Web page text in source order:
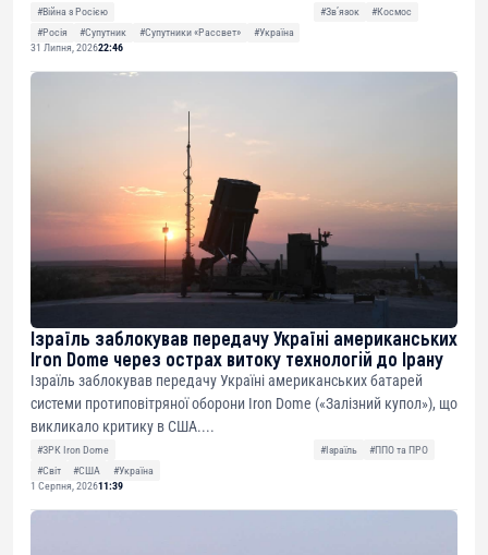
#Війна з Росією #Звʼязок
#Космос
#Росія
#Супутник #Супутники «Рассвет»
#Україна
31 Липня, 202622:46
Ізраїль заблокував передачу Україні американських
Iron Dome через острах витоку технологій до Ірану
Ізраїль заблокував передачу Україні американських батарей
системи протиповітряної оборони Iron Dome («Залізний купол»), що
викликало критику в США....
#ЗРК Iron Dome #Ізраїль
#ППО та ПРО
#Світ
#США
#Україна
1 Серпня, 202611:39